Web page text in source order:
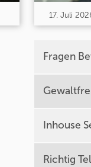
17. Juli
Fragen
Inhouse
Richtig